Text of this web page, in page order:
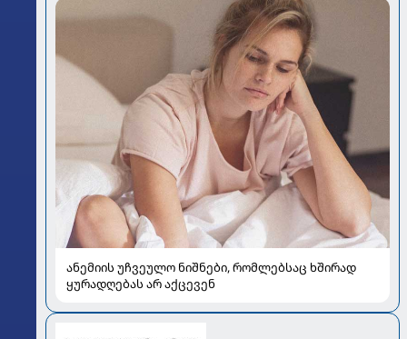
ანემიის უჩვეულო ნიშნები, რომლებსაც ხშირად
ყურადღებას არ აქცევენ